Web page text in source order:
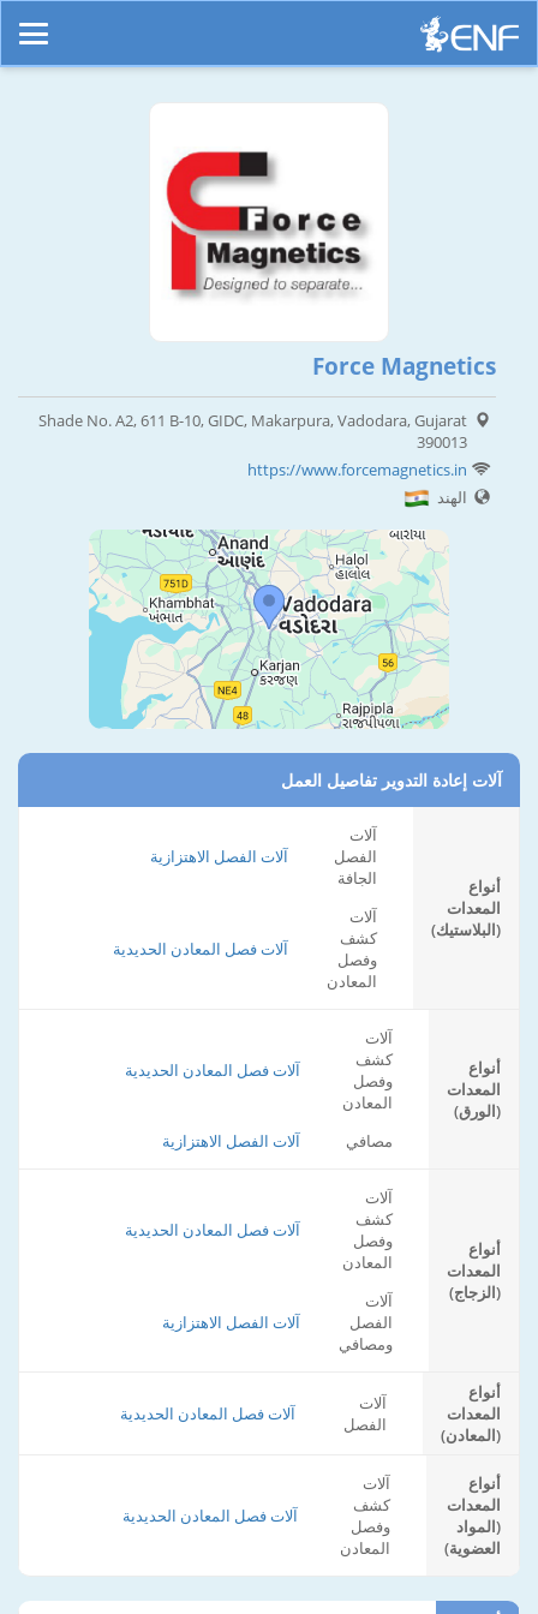
Force Magnetics
Shade No. A2, 611 B-10, GIDC, Makarpura, Vadodara, Gujarat
390013
https://www.forcemagnetics.in
الهند
آلات إعادة التدوير تفاصيل العمل
أنواع
المعدات
(البلاستيك)
آلات
الفصل
الجافة
آلات الفصل الاهتزازية
آلات
كشف
وفصل
المعادن
آلات فصل المعادن الحديدية
أنواع
المعدات
(الورق)
آلات
كشف
وفصل
المعادن
آلات فصل المعادن الحديدية
مصافي آلات الفصل الاهتزازية
أنواع
المعدات
(الزجاج)
آلات
كشف
وفصل
المعادن
آلات فصل المعادن الحديدية
آلات
الفصل
ومصافي
آلات الفصل الاهتزازية
أنواع
المعدات
(المعادن)
آلات
الفصل
آلات فصل المعادن الحديدية
أنواع
المعدات
(المواد
العضوية)
آلات
كشف
وفصل
المعادن
آلات فصل المعادن الحديدية